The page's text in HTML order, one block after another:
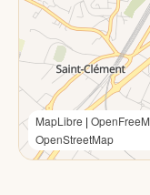
MapLibre |
OpenStreetMap